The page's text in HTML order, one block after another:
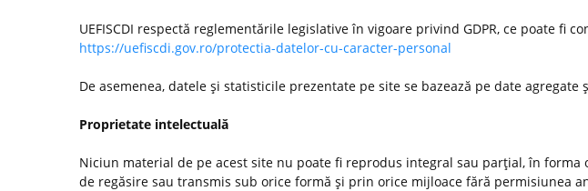
UEFISCDI respectă reglementările legislative în vigoare privind GDPR, ce poate fi
https://uefiscdi.gov.ro/protectia-datelor-cu-caracter-personal
De asemenea, datele şi statisticile prezentate pe site se bazează pe date agregate
Proprietate intelectuală
Niciun material de pe acest site nu poate fi reprodus integral sau parţial, în
de regăsire sau transmis sub orice formă şi prin orice mijloace fără permisiunea